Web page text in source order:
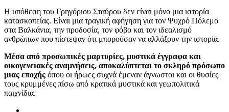
Η υπόθεση του Γρηγόριου Σταύρου δεν είναι μόνο μια ιστορία
κατασκοπείας. Είναι μια τραγική αφήγηση για τον Ψυχρό Πόλεμο
στα Βαλκάνια, την προδοσία, τον φόβο και τον ιδεαλισμό
ανθρώπων που πίστεψαν ότι μπορούσαν να αλλάξουν την ιστορία.
Μέσα από προσωπικές μαρτυρίες, μυστικά έγγραφα και
οικογενειακές αναμνήσεις, αποκαλύπτεται το σκληρό πρόσωπο
μιας εποχής όπου οι ήρωες συχνά έμεναν άγνωστοι και οι θυσίες
τους κρυμμένες πίσω από κρατικά μυστικά και γεωπολιτικά
παιχνίδια.